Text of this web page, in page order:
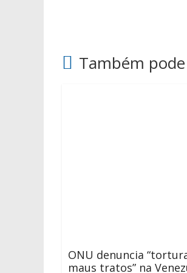
Também
ONU denuncia
maus tratos” na